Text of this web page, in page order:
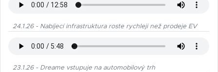
24.1.26 - Nabíjecí infrastruktura roste rychleji než prodeje EV
23.1.26 - Dreame vstupuje na automobilový trh